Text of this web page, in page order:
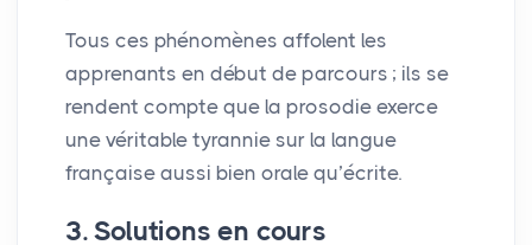
Tous ces phénomènes affolent les
apprenants en début de parcours ; ils se
rendent compte que la prosodie exerce
une véritable tyrannie sur la langue
française aussi bien orale qu’écrite.
3. Solutions en cours